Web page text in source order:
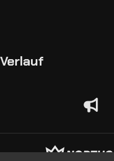
Verlauf